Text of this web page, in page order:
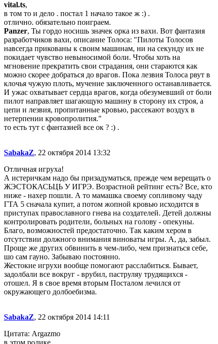
vital.ts,
в том то и дело . постал 1 начало такое ж :) .
отлично. обязательно поиграем.
Panzer, Ты гордо носишь значек орка из вахи. Вот фантазия
разработчиков вахи, описание Толоса: "Пилоты Толосов
навсегда прикованы к своим машинам, ни на секунду их не
покидает чувство невыносимой боли. Чтобы хоть на
мгновение прекратить свои страдания, они стараются как
можно скорее добраться до врагов. Пока лезвия Толоса рвут в
клочья чужую плоть, мучение заключенного останавливается.
И ужас охватывает сердца врагов, когда обезумевший от боли
пилот направляет шагающую машину в сторону их строя, а
цепи и лезвия, пропитанные кровью, рассекают воздух в
нетерпении кровопролития."
то есть тут с фантазией все ок ? :) .
SabakaZ, 22 октября 2014 13:32
Отличная игруха!
А истеричкам надо бы призадуматься, прежде чем верещать о
ЖЭСТОКАСЬЦЬ У ИГРЭ. Возрастной рейтинг есть? Все, кто
ниже - нахер пошли. А то мамашка своему сопливому чаду
ГТА 5 сначала купит, а потом жопной кровью исходится в
приступах православного гнева на создателей. Детей должны
контролировать родители, больных на голову - опекуны.
Благо, возможностей предостаточно. Так каким хером в
отсутствии должного внимания виноваты игры. А, да, забыл.
Проще же других обвинить в чем-либо, чем признаться себе,
шо сам гауно. Забываю постоянно.
Жестокие игрухи вообще помогают расслабиться. Бывает,
задолбали все вокруг - врубил, паструляу трудящихся -
отошел. Я в свое время вторым Посталом лечился от
окружающего долбоебизма.
SabakaZ, 22 октября 2014 14:11
Цитата: Argazmo
в этом ролике